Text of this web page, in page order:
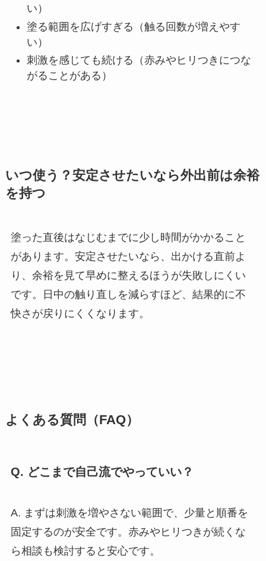
い）
塗る範囲を広げすぎる（触る回数が増えやす
い）
刺激を感じても続ける（赤みやヒリつきにつな
がることがある）
いつ使う？安定させたいなら外出前は余裕
を持つ
塗った直後はなじむまでに少し時間がかかること
があります。安定させたいなら、出かける直前よ
り、余裕を見て早めに整えるほうが失敗しにくい
です。日中の触り直しを減らすほど、結果的に不
快さが戻りにくくなります。
よくある質問（FAQ）
Q. どこまで自己流でやっていい？
A. まずは刺激を増やさない範囲で、少量と順番を
固定するのが安全です。赤みやヒリつきが続くな
ら相談も検討すると安心です。